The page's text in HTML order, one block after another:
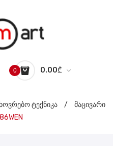
0 0.00₾
cart.
ტექნიკა /
მაცივარი